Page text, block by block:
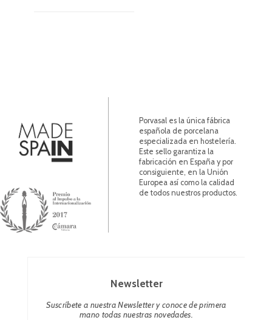
Porvasal es la única fábrica
española de porcelana
especializada en hostelería.
Este sello garantiza la
fabricación en España y por
consiguiente, en la Unión
Europea así como la calidad
de todos nuestros productos.
Newsletter
Suscríbete a nuestra Newsletter y conoce de primera
mano todas nuestras novedades.